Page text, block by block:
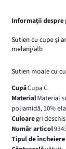
Informații despre
Sutien cu cupe și
melanj/alb
Sutien moale cu
CupăCupa C
MaterialMaterial
poliamidă, 10%
Culoaregri
Număr articol
Tipul de încheiere